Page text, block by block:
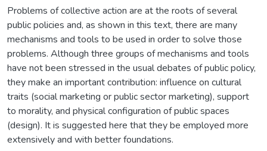
Problems of collective action are at the roots of several
public policies and, as shown in this text, there are many
mechanisms and tools to be used in order to solve those
problems. Although three groups of mechanisms and tools
have not been stressed in the usual debates of public policy,
they make an important contribution: influence on cultural
traits (social marketing or public sector marketing), support
to morality, and physical configuration of public spaces
(design). It is suggested here that they be employed more
extensively and with better foundations.